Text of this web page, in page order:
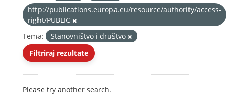
http://publications.europa.eu/resource/authority/access-
right/PUBLIC
Tema:
Stanovništvo i društvo
Filtriraj rezultate
Please try another search.